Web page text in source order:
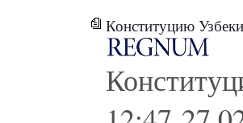
Конституцию